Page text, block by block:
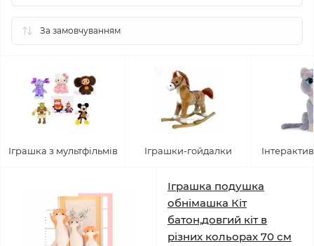
Іграшка з мультфільмів Іграшки-гойдалки
Іграшка подушка
обнімашка Кіт
батон,довгий кіт в
різних кольорах 70 см